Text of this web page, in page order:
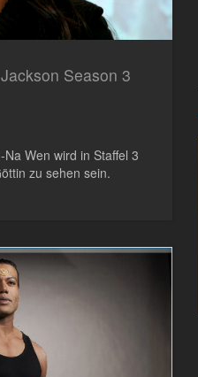
Season 3
Wen wird in Staffel 3
zu sehen sein.